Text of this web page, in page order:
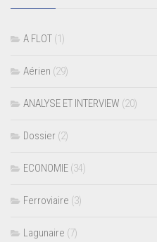
A FLOT (1)
Aérien (29)
ANALYSE ET INTERVIEW (20)
Dossier (2)
ECONOMIE (34)
Ferroviaire (3)
Lagunaire (7)